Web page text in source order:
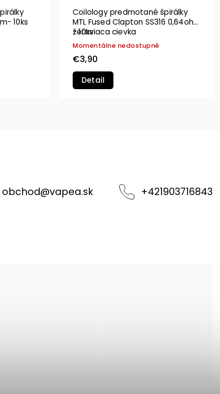
10ks
Coilology predmotané špirálky
MTL Fused Clapton SS316 0,64ohm
- 10ks
žeraviaca cievka
Momentálne nedostupné
€3,90
Detail
obchod@vapea.sk +421903716843